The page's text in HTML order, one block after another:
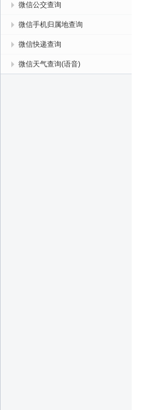
微信公交查询
微信手机归属地查询
微信快递查询
微信天气查询(语音)